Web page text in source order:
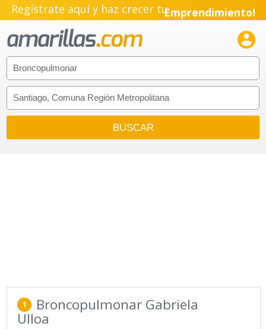
Regístrate aquí y haz crecer tuEmprendimiento!

1 Broncopulmonar Gabriela
Ulloa